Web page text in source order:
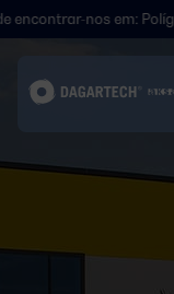
nos em: Polígono